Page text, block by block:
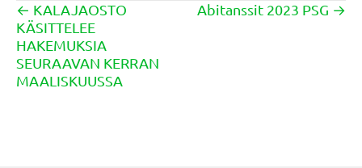
Posts
navigation
← KALAJAOSTO
KÄSITTELEE
HAKEMUKSIA
SEURAAVAN KERRAN
MAALISKUUSSA
Abitanssit 2023 PSG →